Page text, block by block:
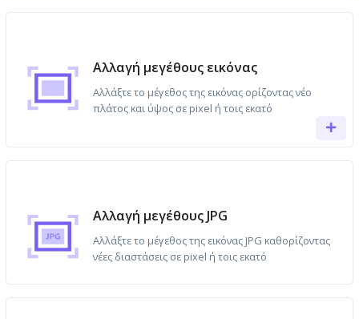
Αλλαγή μεγέθους εικόνας
Αλλάξτε το μέγεθος της εικόνας ορίζοντας νέο
πλάτος και ύψος σε pixel ή τοις εκατό
Αλλαγή μεγέθους JPG
Αλλάξτε το μέγεθος της εικόνας JPG καθορίζοντας
νέες διαστάσεις σε pixel ή τοις εκατό